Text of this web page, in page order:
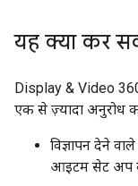
यह क्या कर
Display & Video
एक से ज़्यादा अनुरोध
विज्ञापन देने
आइटम सेट अप